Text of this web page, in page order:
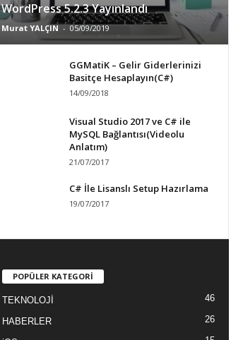
WordPress 5.2.3 Yayınlandı
Murat YALÇIN - 05/09/2019
GGMatiK – Gelir Giderlerinizi
Basitçe Hesaplayın(C#)
14/09/2018
Visual Studio 2017 ve C# ile
MySQL Bağlantısı(Videolu
Anlatım)
21/07/2017
C# İle Lisanslı Setup Hazırlama
19/07/2017
POPÜLER KATEGORİ
TEKNOLOJİ 46
HABERLER 26